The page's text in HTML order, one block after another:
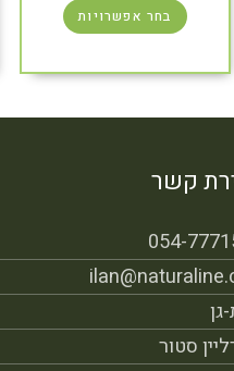
בחר אפשרויות
קשר
054-
סטור